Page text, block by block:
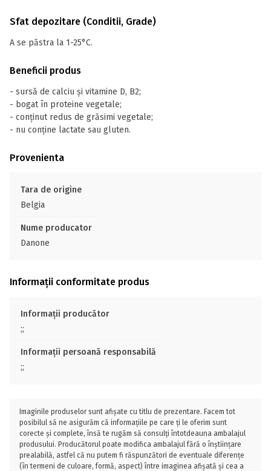
Sfat depozitare (Conditii, Grade)
A se păstra la 1-25°C.
Beneficii produs
- sursă de calciu și vitamine D, B2;
- bogat în proteine vegetale;
- conținut redus de grăsimi vegetale;
- nu conține lactate sau gluten.
Provenienta
Tara de origine
Belgia
Nume producator
Danone
Informații conformitate produs
Informații producător
;;
Informații persoană responsabilă
;;
Imaginile produselor sunt afișate cu titlu de prezentare. Facem tot
posibilul să ne asigurăm că informațiile pe care ți le oferim sunt
corecte și complete, însă te rugăm să consulți întotdeauna ambalajul
produsului. Producătorul poate modifica ambalajul fără o înștiințare
prealabilă, astfel că nu putem fi răspunzători de eventuale diferențe
(în termeni de culoare, formă, aspect) între imaginea afișată și cea a